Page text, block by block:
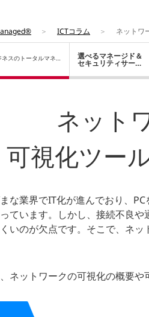
ICTコラム ネットワ
ネスの トータルマネー 選べるマネージド＆
セキュリティサービ
ス
ネット
可視化ツー
な業界でIT化が進んでおり、
ています。しかし、接続不良
いのが欠点です。そこで、ネ
ネットワークの可視化の概要